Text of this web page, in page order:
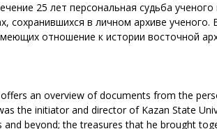
25 лет персональная судьба
сохранившихся в личном архиве
отношение к истории восточной
an overview of documents from the
the initiator and director of Kazan State
and beyond; the treasures that he brought